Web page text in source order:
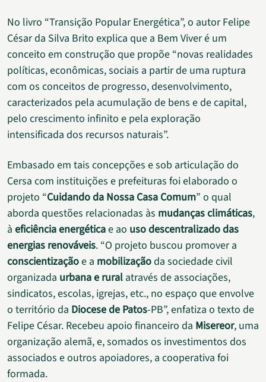
No livro “Transição Popular Energética”, o autor Felipe
César da Silva Brito explica que a Bem Viver é um
conceito em construção que propõe “novas realidades
políticas, econômicas, sociais a partir de uma ruptura
com os conceitos de progresso, desenvolvimento,
caracterizados pela acumulação de bens e de capital,
pelo crescimento infinito e pela exploração
intensificada dos recursos naturais”.
Embasado em tais concepções e sob articulação do
Cersa com instituições e prefeituras foi elaborado o
projeto “Cuidando da Nossa Casa Comum” o qual
aborda questões relacionadas às mudanças climáticas,
à eficiência energéticae ao uso descentralizado das
energias renováveis. “O projeto buscou promover a
conscientizaçãoe a mobilizaçãoda sociedade civil
organizada urbana e rural através de associações,
sindicatos, escolas, igrejas, etc., no espaço que envolve
o território da Diocese de Patos-PB”, enfatiza o texto de
Felipe César. Recebeu apoio financeiro da Misereor, uma
organização alemã, e, somados os investimentos dos
associados e outros apoiadores, a cooperativa foi
formada.